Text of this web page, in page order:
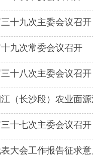
十九次主委会议召开
九次常委会议召开
十八次主委会议召开
（长沙段）农业面
十七次主委会议召开
大会工作报告征求